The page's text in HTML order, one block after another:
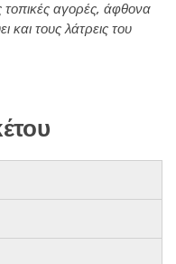
αγορές, άφθονα
και τους λάτρεις του